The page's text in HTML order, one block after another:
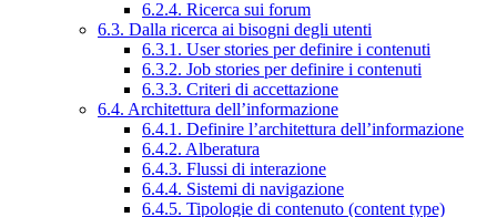
6.2.4. Ricerca sui forum
6.3. Dalla ricerca ai bisogni degli utenti
6.3.1. User stories per definire i contenuti
6.3.2. Job stories per definire i contenuti
6.3.3. Criteri di accettazione
6.4. Architettura dell’informazione
6.4.1. Definire l’architettura dell’informazione
6.4.2. Alberatura
6.4.3. Flussi di interazione
6.4.4. Sistemi di navigazione
6.4.5. Tipologie di contenuto (content type)